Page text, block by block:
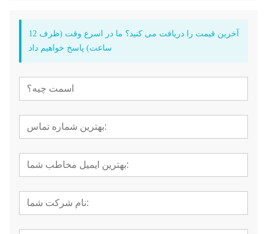
آخرین قیمت را دریافت می کنید؟ ما در اسرع وقت (ظرف 12
ساعت) پاسخ خواهیم داد